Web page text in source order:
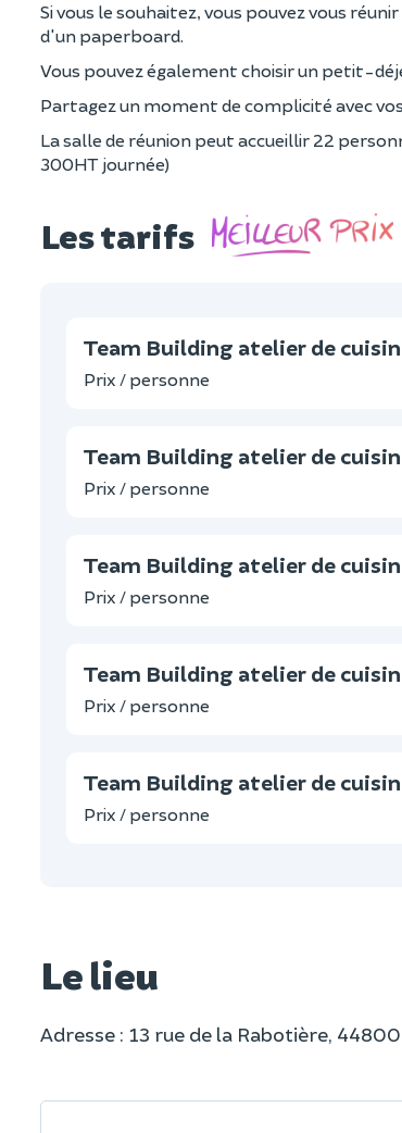
Si vous le souhaitez, vous pouvez vous
d'un paperboard.
Vous pouvez également choisir un petit-
Partagez un moment de complicité avec
La salle de réunion peut accueillir 22
300HT journée)
Les tarifs
Team Building atelier de
Prix / personne
Team Building atelier de
Prix / personne
Team Building atelier de
Prix / personne
Team Building atelier de
Prix / personne
Team Building atelier de
Prix / personne
Le lieu
Adresse : 13 rue de la Rabotière,